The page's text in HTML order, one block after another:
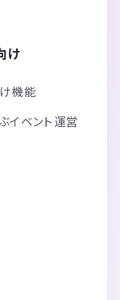
け
機能
イベント運営